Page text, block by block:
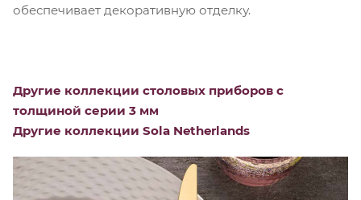
обеспечивает декоративную отделку.
Другие коллекции столовых приборов с
толщиной серии 3 мм
Другие коллекции Sola Netherlands